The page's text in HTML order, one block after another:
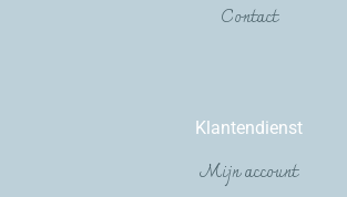
Contact
Klantendienst
Mijn account